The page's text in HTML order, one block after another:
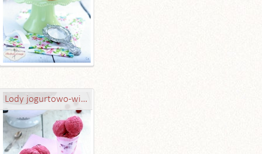
Lody jogurtowo-wiśniowe z Amaretto